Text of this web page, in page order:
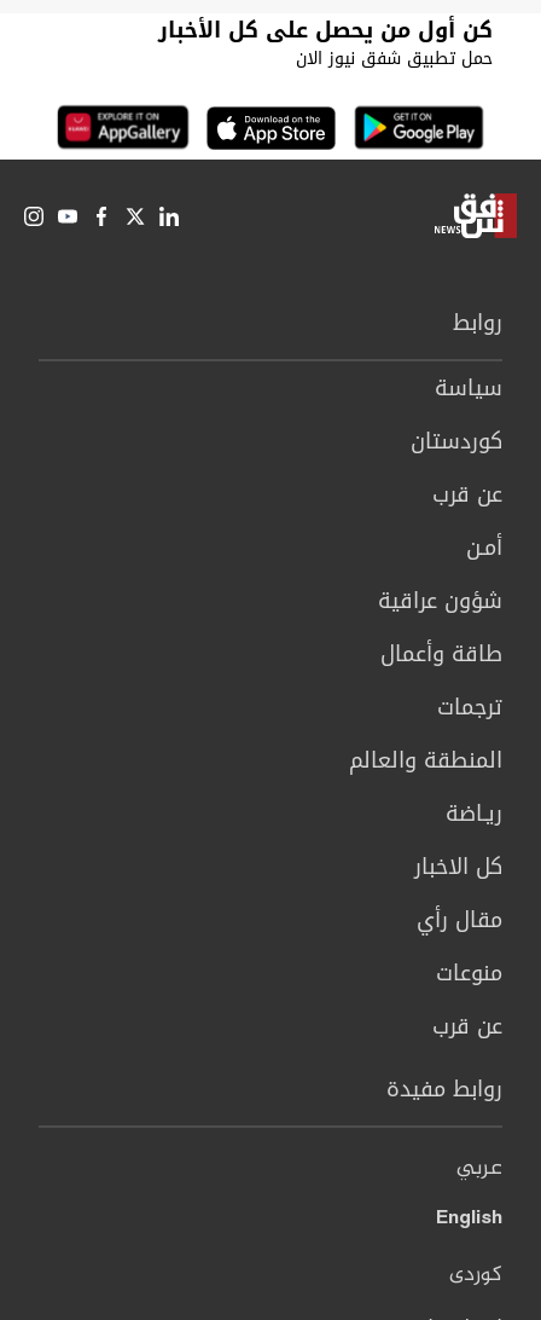
كن أول من يحصل على كل الأخبار
حمل تطبيق شفق نيوز الان
روابط
سیاسة
كوردستان
عن قرب
أمـن
شؤون عراقية
طاقة وأعمال
ترجمات
المنطقة والعالم
ريـاضة
كل الاخبار
مقال رأي
منوعات
عن قرب
روابط مفيدة
عربي
English
کوردی